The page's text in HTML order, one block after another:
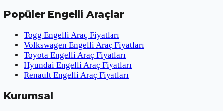
Popüler Engelli Araçlar
Togg Engelli Araç Fiyatları
Volkswagen Engelli Araç Fiyatları
Toyota Engelli Araç Fiyatları
Hyundai Engelli Araç Fiyatları
Renault Engelli Araç Fiyatları
Kurumsal